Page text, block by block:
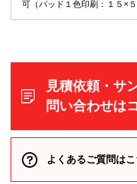
可（パッド１色印刷：１５×５
見積依頼・サ
問い合わせは
よくあるご質問は